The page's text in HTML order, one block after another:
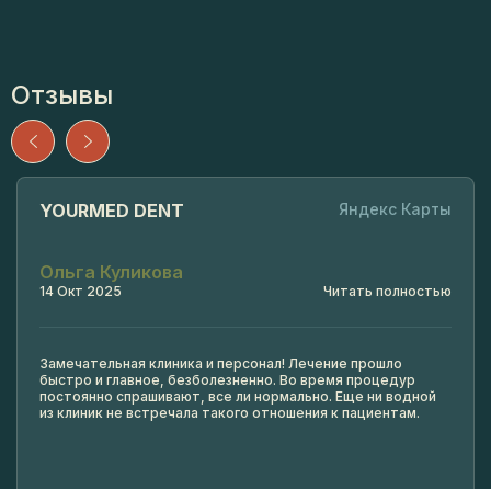
Отзывы
YOURMED DENT Яндекс Карты
Ольга Куликова
14 Окт 2025 Читать полностью
Замечательная клиника и персонал! Лечение прошло
быстро и главное, безболезненно. Во время процедур
постоянно спрашивают, все ли нормально. Еще ни водной
из клиник не встречала такого отношения к пациентам.